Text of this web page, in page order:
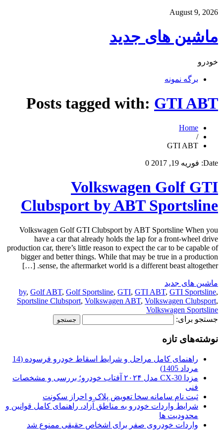
August 9, 2026
ماشین های جدید
خودرو
برگه نمونه
Posts tagged with: GTI ABT
Home
/
GTI ABT
Date: فوریه 19, 2017 0
Volkswagen Golf GTI
Clubsport by ABT Sportsline
Volkswagen Golf GTI Clubsport by ABT Sportsline When you
have a car that already holds the lap for a front-wheel drive
production car, there’s little reason to expect the car to be capable of
bigger and better things. While that may be true in a production
sense, the aftermarket world is a different beast altogether. […]
ماشین های جدید
by, Golf ABT, Golf Sportsline, GTI, GTI ABT, GTI Sportsline,
Sportsline Clubsport, Volkswagen ABT, Volkswagen Clubsport,
Volkswagen Sportsline
جستجو برای:
نوشته‌های تازه
راهنمای کامل مراحل و شرایط اسقاط خودرو فرسوده (14
مرداد 1405)
مزدا CX-30 مدل ۲۰۲۴ آفتاب خودرو؛ بررسی و مشخصات
فنی
ثبت نام سامانه سخا تعویض پلاک و احراز سکونت
شرایط واردات خودرو به مناطق آزاد، راهنمای کامل قوانین و
محدودیت ها
واردات خودروی صفر برای اشخاص حقیقی ممنوع شد